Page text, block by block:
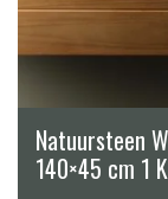
Natuursteen
140×45 cm 1